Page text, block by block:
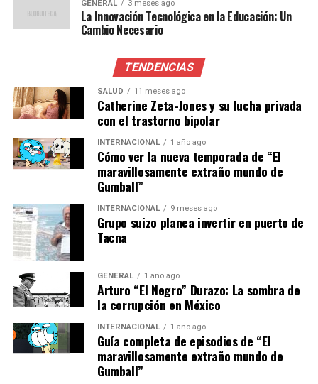
Compañeros y amigos que
marcaron mi carrera y mi
vida. Me voy en paz,
agradecido, porque cuando
la historia es tan linda…
merece un gran final”,
concluyó Valls en su
mensaje de despedida.
El desafío para Fox Sports
La salida de Tony Valls representa un desafío para Fox
Sports, que deberá adaptarse a la pérdida de uno de sus
comunicadores más influyentes. En un año donde la
cobertura deportiva será crucial debido a eventos como
la Copa Mundial de Fútbol y los Juegos Olímpicos, la
cadena enfrenta la tarea de renovar su equipo de
talentos para seguir ofreciendo contenido de calidad.
GENERAL 3 meses ago
La Innovación Tecnológica en la Educación: Un
Cambio Necesario
TENDENCIAS
SALUD 11 meses ago
Catherine Zeta-Jones y su lucha privada
con el trastorno bipolar
INTERNACIONAL 1 año ago
Cómo ver la nueva temporada de “El
maravillosamente extraño mundo de
Gumball”
INTERNACIONAL 9 meses ago
Grupo suizo planea invertir en puerto de
Tacna
GENERAL 1 año ago
Arturo “El Negro” Durazo: La sombra de
la corrupción en México
INTERNACIONAL 1 año ago
Guía completa de episodios de “El
maravillosamente extraño mundo de
Gumball”